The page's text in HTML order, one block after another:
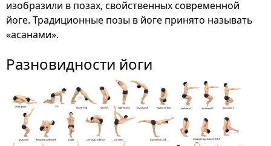
изобразили в позах, свойственных современной
йоге. Традиционные позы в йоге принято называть
«асанами».
Разновидности йоги